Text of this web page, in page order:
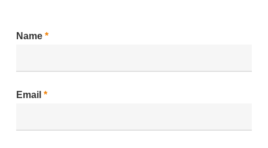
Name *
Email *